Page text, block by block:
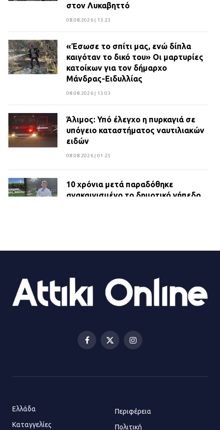
στον Λυκαβηττό
08.08.2026 | 13:23
«Έσωσε το σπίτι μας, ενώ δίπλα
καιγόταν το δικό του» Οι μαρτυρίες
κατοίκων για τον δήμαρχο
Μάνδρας-Ειδυλλίας
08.08.2026 | 13:03
Άλιμος: Υπό έλεγχο η πυρκαγιά σε
υπόγειο καταστήματος ναυτιλιακών
ειδών
08.08.2026 | 01:25
10 χρόνια μετά παραδόθηκε
ανακαινισμένο το δημοτικό γήπεδο
ΔΗΜΟΣ ΜΑΝΔΡΑΣ ΕΙΔΥΛΛΙΑΣ:
23.07.2026 | 14:58
Πολυχώρο ΙΡΙΣ
21.07.2026 | 14:01
Πώς έγινε η επίθεση στους δύο
Facebook
X
Instagram
Ελλάδα
Καταγγελίες
Περιφέρεια
Πολιτική